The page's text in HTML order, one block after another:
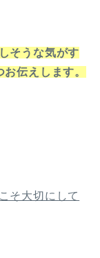
そうな気がす
伝えします。
そ大切にして